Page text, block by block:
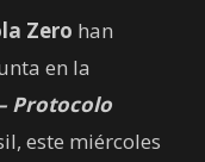
Zero han
en la
Protocolo
este miércoles